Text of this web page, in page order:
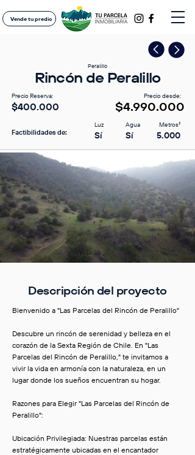
Vende tu predio
Peralillo
Rincón de Peralillo
Precio Reserva: Precio desde:
$400.000 $4.990.000
Factibilidades de:
Luz
Sí
Agua Metros²
Sí 5.000
Descripción del proyecto
Bienvenido a "Las Parcelas del Rincón de Peralillo"
Descubre un rincón de serenidad y belleza en el
corazón de la Sexta Región de Chile. En "Las
Parcelas del Rincón de Peralillo," te invitamos a
vivir la vida en armonía con la naturaleza, en un
lugar donde los sueños encuentran su hogar.
Razones para Elegir "Las Parcelas del Rincón de
Peralillo":
Ubicación Privilegiada: Nuestras parcelas están
estratégicamente ubicadas en el encantador